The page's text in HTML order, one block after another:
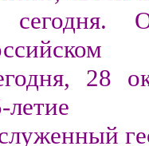
28
летие